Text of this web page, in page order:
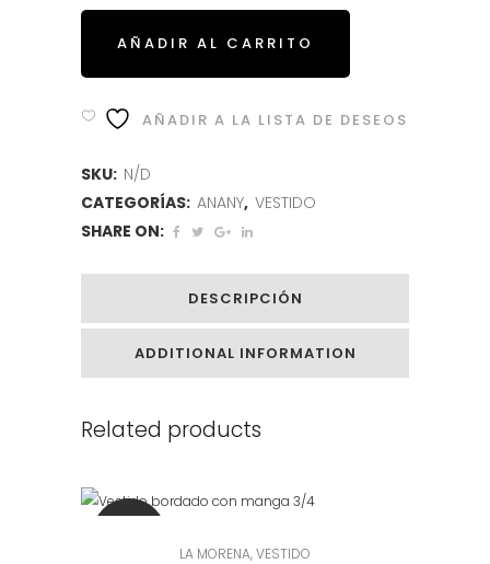
AÑADIR AL CARRITO
AÑADIR A LA LISTA DE DESEOS
SKU: N/D
CATEGORÍAS: ANANY, VESTIDO
SHARE ON:
DESCRIPCIÓN
ADDITIONAL INFORMATION
Related products
LA MORENA,VESTIDO